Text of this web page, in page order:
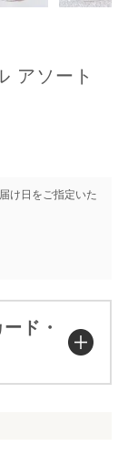
アソート
け日をご指定いた
ド・